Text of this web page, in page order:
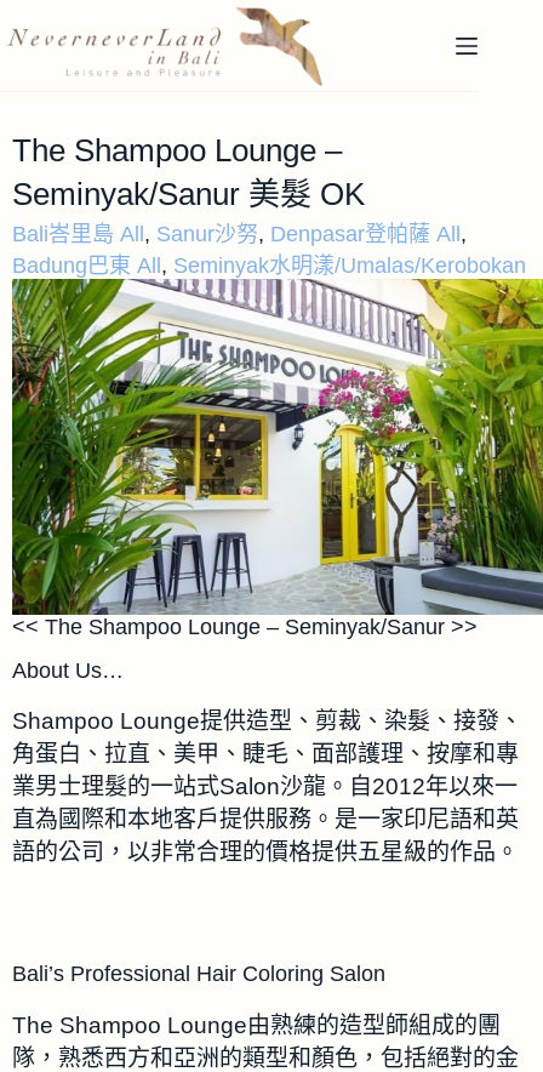
The Shampoo Lounge –
Seminyak/Sanur 美髮 OK
Bali峇里島 All , Sanur沙努, Denpasar登帕薩 All ,
Badung巴東 All , Seminyak水明漾/Umalas/Kerobokan
<< The Shampoo Lounge – Seminyak/Sanur >>
About Us…
Shampoo Lounge提供造型、剪裁、染髮、接發、
角蛋白、拉直、美甲、睫毛、面部護理、按摩和專
業男士理髮的一站式Salon沙龍。自2012年以來一
直為國際和本地客戶提供服務。是一家印尼語和英
語的公司，以非常合理的價格提供五星級的作品。
Bali’s Professional Hair Coloring Salon
The Shampoo Lounge由熟練的造型師組成的團
隊，熟悉西方和亞洲的類型和顏色，包括絕對的金